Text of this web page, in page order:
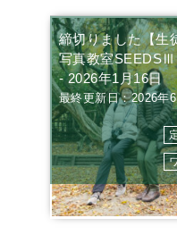
締切りました【生
写真教室
- 2026年1月16日
最終更新日：2026年